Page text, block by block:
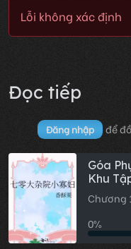
Lỗi không xác định
Đọc tiếp
Đăng nhập để
Góa
Khu
Niên 70
Chương
0%